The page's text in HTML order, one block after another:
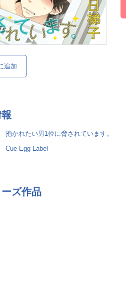
追加
抱かれたい男1位に脅されています。
Cue Egg Label
ーズ作品